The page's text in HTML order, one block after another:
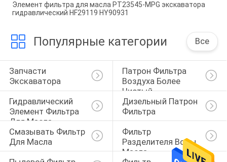
Элемент фильтра для масла PT23545-MPG экскаватора
гидравлический HF29119 HY90931
Популярные категории Все
Запчасти
Экскаватора
Патрон Фильтра
Воздуха Более
Чистый
Гидравлический
Элемент Фильтра
Для Масла
Дизельный Патрон
Фильтра
Смазывать Фильтр
Для Масла
Фильтр
Разделителя Воды
Масла